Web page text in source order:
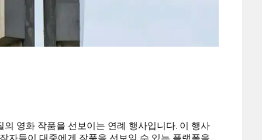
영화 작품을 선보이는 연례 행사입니다. 이 행사